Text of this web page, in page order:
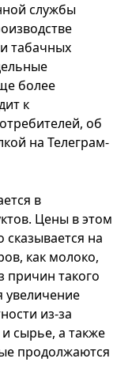
службы
табачных
более
к
об
на Телеграм-
в
Цены в этом
сказывается на
как молоко,
причин такого
увеличение
из-за
сырье, а также
продолжаются